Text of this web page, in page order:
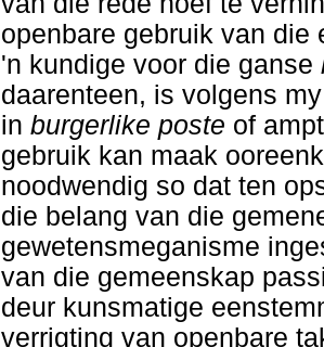
openbare gebruik van die
'n kundige voor die ganse
daarenteen, is volgens
in burgerlike poste of
gebruik kan maak
noodwendig so dat ten
die belang van die
gewetensmeganisme
van die gemeenskap
deur kunsmatige
verrigting van openbare